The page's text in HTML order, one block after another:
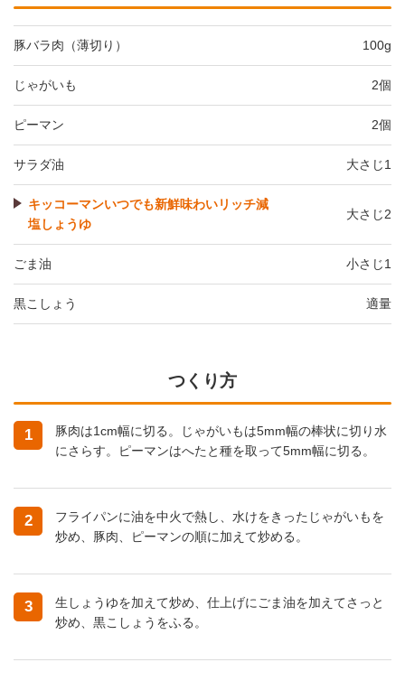
豚バラ肉（薄切り） 100g
じゃがいも 2個
ピーマン 2個
サラダ油 大さじ1
キッコーマンいつでも新鮮味わいリッチ減
塩しょうゆ
大さじ2
ごま油 小さじ1
黒こしょう 適量
つくり方
1
豚肉は1cm幅に切る。じゃがいもは5mm幅の棒状に切り水
にさらす。ピーマンはへたと種を取って5mm幅に切る。
2
フライパンに油を中火で熱し、水けをきったじゃがいもを
炒め、豚肉、ピーマンの順に加えて炒める。
3
生しょうゆを加えて炒め、仕上げにごま油を加えてさっと
炒め、黒こしょうをふる。